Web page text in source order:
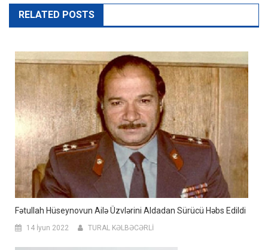
RELATED POSTS
Fətullah Hüseynovun Ailə Üzvlərini Aldadan Sürücü Həbs Edildi
14 İyun 2022 TURAL KƏLBƏCƏRLİ